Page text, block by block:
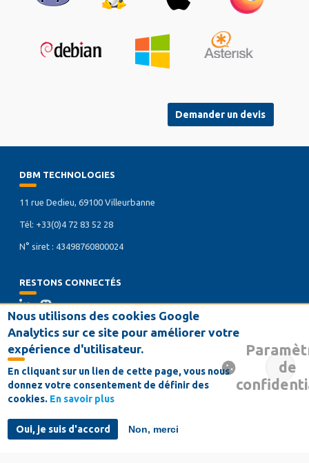
Demander un devis
DBM TECHNOLOGIES
11 rue Dedieu, 69100 Villeurbanne
Tél: +33(0)4 72 83 52 28
N° siret : 43498760800024
RESTONS CONNECTÉS
NOS SERVICES
Infogérance Développement Formation
de
Nous utilisons des cookies Google
Analytics sur ce site pour améliorer votre
expérience d'utilisateur.
En cliquant sur un lien de cette page, vous nous
donnez votre consentement de définir des
cookies. En savoir plus
Oui, je suis d'accord Non, merci